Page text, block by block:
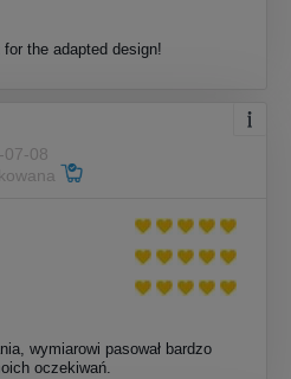
the adapted design!
07-08
wymiarowi pasował bardzo
oczekiwań.